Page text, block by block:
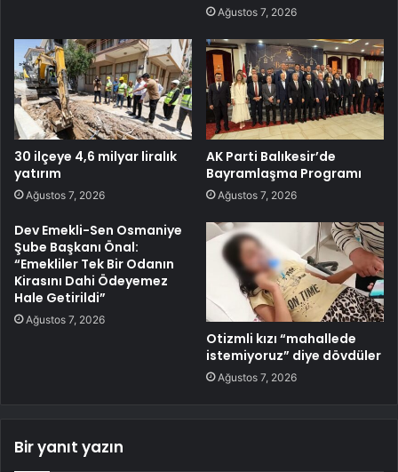
Ağustos 7, 2026
30 ilçeye 4,6 milyar liralık
yatırım
Ağustos 7, 2026
AK Parti Balıkesir’de
Bayramlaşma Programı
Ağustos 7, 2026
Dev Emekli-Sen Osmaniye
Şube Başkanı Önal:
“Emekliler Tek Bir Odanın
Kirasını Dahi Ödeyemez
Hale Getirildi”
Ağustos 7, 2026
Otizmli kızı “mahallede
istemiyoruz” diye dövdüler
Ağustos 7, 2026
Bir yanıt yazın